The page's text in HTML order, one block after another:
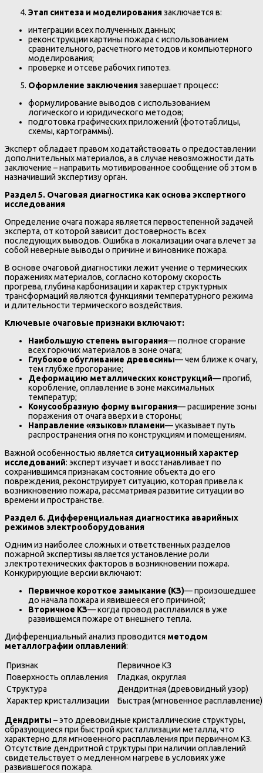
Этап синтеза и моделированиязаключается в:
интеграции всех полученных данных;
реконструкции картины пожара с использованием
сравнительного, расчетного методов и компьютерного
моделирования;
проверке и отсеве рабочих гипотез.
Оформление заключениязавершает процесс:
формулирование выводов с использованием
логического и юридического методов;
подготовка графических приложений (фототаблицы,
схемы, картограммы).
Эксперт обладает правом ходатайствовать о предоставлении
дополнительных материалов, а в случае невозможности дать
заключение – направить мотивированное сообщение об этом в
назначивший экспертизу орган.
Раздел 5. Очаговая диагностика как основа экспертного
исследования
Определение очага пожара является первостепенной задачей
эксперта, от которой зависит достоверность всех
последующих выводов. Ошибка в локализации очага влечет за
собой неверные выводы о причине и виновнике пожара.
В основе очаговой диагностики лежит учение о термических
поражениях материалов, согласно которому скорость
прогрева, глубина карбонизации и характер структурных
трансформаций являются функциями температурного режима
и длительности термического воздействия.
Ключевые очаговые признаки включают:
Наибольшую степень выгорания— полное сгорание
всех горючих материалов в зоне очага;
Глубокое обугливание древесины— чем ближе к очагу,
тем глубже прогорание;
Деформацию металлических конструкций— прогиб,
коробление, оплавление в зоне максимальных
температур;
Конусообразную форму выгорания— расширение зоны
поражения от очага вверх и в стороны;
Направление «языков» пламени— указывает путь
распространения огня по конструкциям и помещениям.
Важной особенностью является ситуационный характер
исследований: эксперт изучает и восстанавливает по
сохранившимся признакам состояние объекта до его
повреждения, реконструирует ситуацию, которая привела к
возникновению пожара, рассматривая развитие ситуации во
времени и пространстве.
Раздел 6. Дифференциальная диагностика аварийных
режимов электрооборудования
Одним из наиболее сложных и ответственных разделов
пожарной экспертизы является установление роли
электротехнических факторов в возникновении пожара.
Конкурирующие версии включают:
Первичное короткое замыкание (КЗ)— произошедшее
до начала пожара и явившееся его причиной;
Вторичное КЗ— когда провод расплавился в уже
развившемся пожаре от внешнего тепла.
Дифференциальный анализ проводится методом
металлографии оплавлений:
Признак
Первичное КЗ
Поверхность оплавления
Гладкая, округлая
Структура
Дендритная (древовидный узор)
Характер кристаллизации
Быстрая (мгновенное расплавление)
Дендриты – это древовидные кристаллические структуры,
образующиеся при быстрой кристаллизации металла, что
характерно для мгновенного расплавления при первичном КЗ.
Отсутствие дендритной структуры при наличии оплавлений
свидетельствует о медленном нагреве в условиях уже
развившегося пожара.